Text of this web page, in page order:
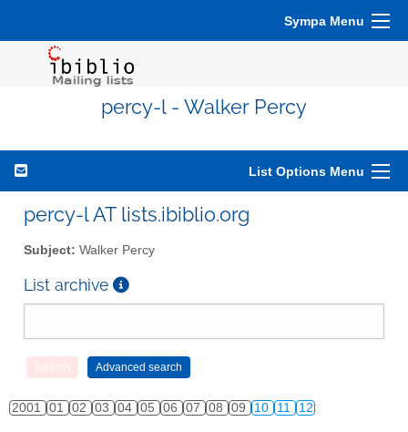
Sympa Menu
percy-l - Walker Percy
List Options Menu
percy-l AT lists.ibiblio.org
Subject: Walker Percy
List archive
2001 01 02 03 04 05 06 07 08 09 10 11 12